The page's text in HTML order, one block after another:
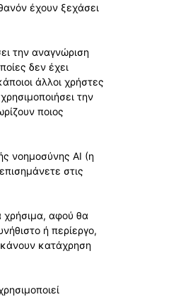
έχουν ξεχάσει
την αναγνώριση
δεν έχει
άλλοι χρήστες
την
ποιος
νοημοσύνης AI (η
στις
χρήσιμα, αφού θα
ή περίεργο,
κατάχρηση